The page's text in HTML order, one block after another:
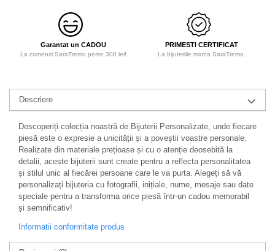
Garantat un CADOU
La comenzi SaraTremo peste 300 lei!
PRIMESTI CERTIFICAT
La bijuteriile marca SaraTremo.
Descriere
Descoperiți colecția noastră de Bijuterii Personalizate, unde fiecare
piesă este o expresie a unicității și a poveștii voastre personale.
Realizate din materiale prețioase și cu o atenție deosebită la
detalii, aceste bijuterii sunt create pentru a reflecta personalitatea
și stilul unic al fiecărei persoane care le va purta. Alegeți să vă
personalizați bijuteria cu fotografii, inițiale, nume, mesaje sau date
speciale pentru a transforma orice piesă într-un cadou memorabil
și semnificativ!
Informatii conformitate produs